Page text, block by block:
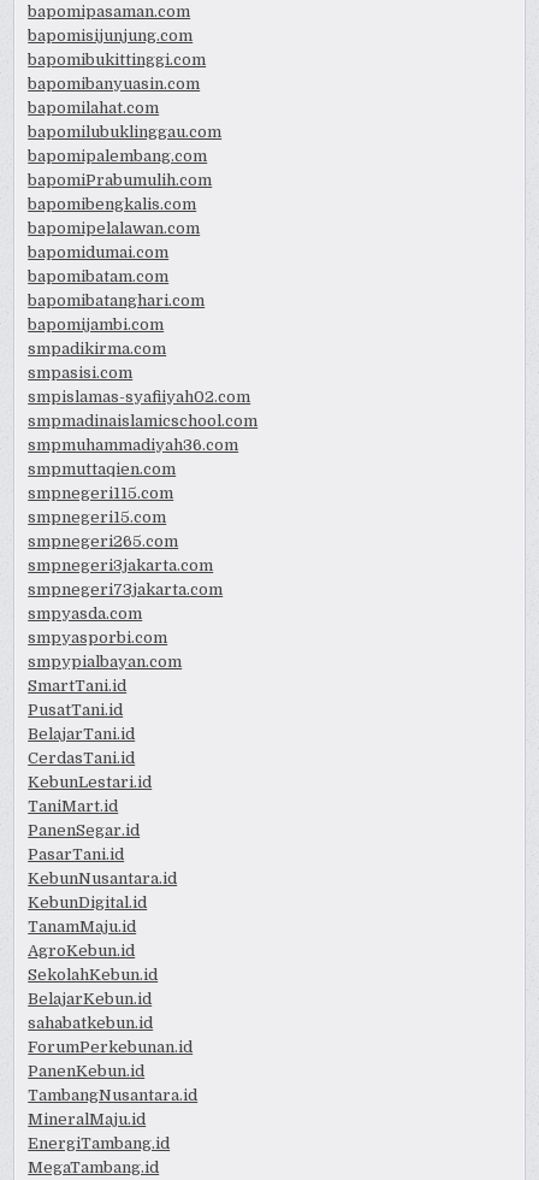
bapomipasaman.com
bapomisijunjung.com
bapomibukittinggi.com
bapomibanyuasin.com
bapomilahat.com
bapomilubuklinggau.com
bapomipalembang.com
bapomiPrabumulih.com
bapomibengkalis.com
bapomipelalawan.com
bapomidumai.com
bapomibatam.com
bapomibatanghari.com
bapomijambi.com
smpadikirma.com
smpasisi.com
smpislamas-syafiiyah02.com
smpmadinaislamicschool.com
smpmuhammadiyah36.com
smpmuttaqien.com
smpnegeri115.com
smpnegeri15.com
smpnegeri265.com
smpnegeri3jakarta.com
smpnegeri73jakarta.com
smpyasda.com
smpyasporbi.com
smpypialbayan.com
SmartTani.id
PusatTani.id
BelajarTani.id
CerdasTani.id
KebunLestari.id
TaniMart.id
PanenSegar.id
PasarTani.id
KebunNusantara.id
KebunDigital.id
TanamMaju.id
AgroKebun.id
SekolahKebun.id
BelajarKebun.id
sahabatkebun.id
ForumPerkebunan.id
PanenKebun.id
TambangNusantara.id
MineralMaju.id
EnergiTambang.id
MegaTambang.id